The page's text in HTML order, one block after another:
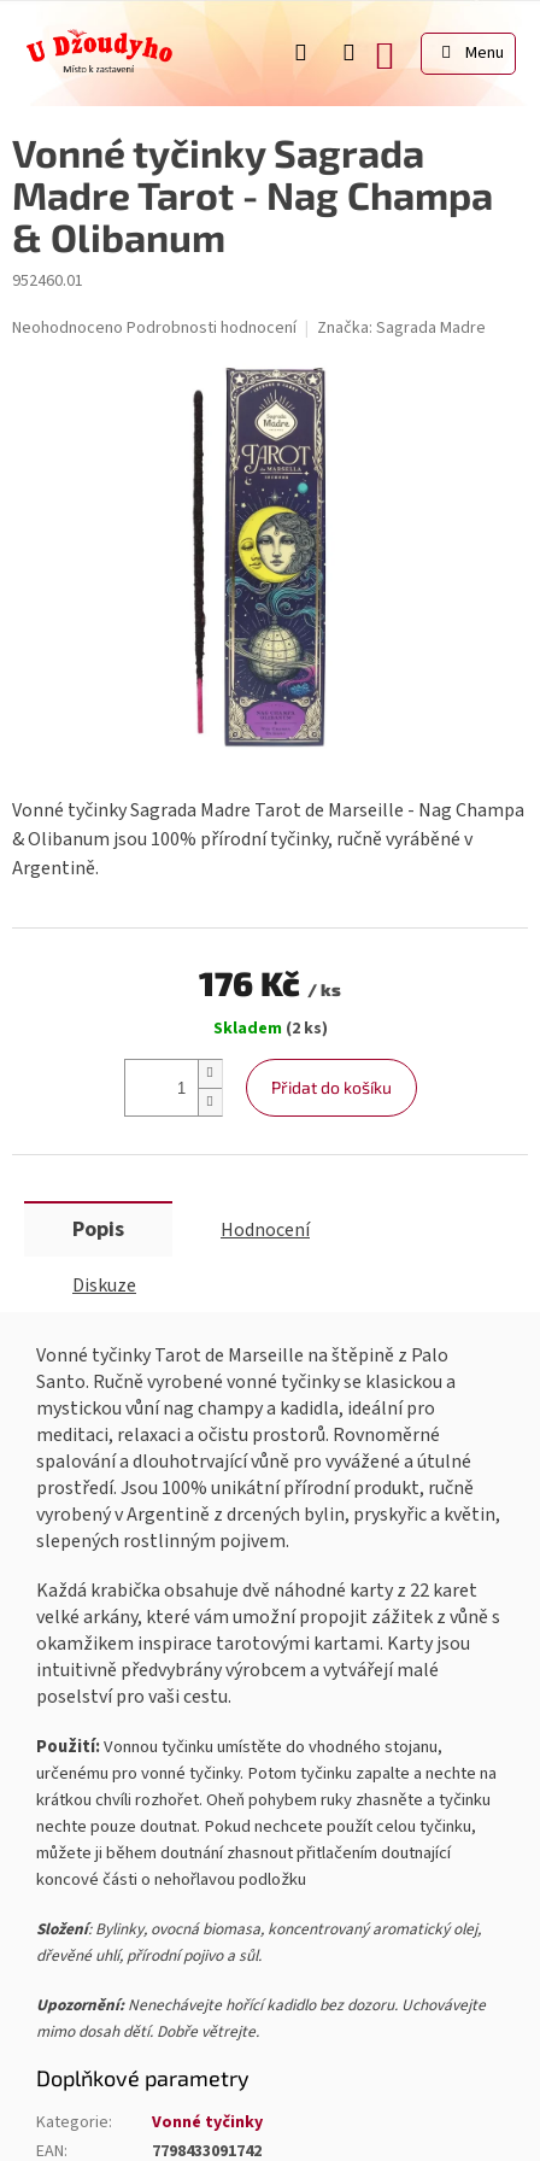
obsah
NÁKUPNÍ
KOŠÍK
Vonné tyčinky Sagrada
Madre Tarot - Nag Champa
& Olibanum
952460.01
Průměrné
Neohodnoceno Podrobnosti hodnocení Značka: Sagrada Madre
Vonné tyčinky Sagrada Madre Tarot de Marseille - Nag Champa
& Olibanum jsou 100% přírodní tyčinky, ručně vyráběné v
Argentině.
176 Kč / ks
cena:
Skladem (2 ks)
Přidat do košíku
Popis Hodnocení
Diskuze
Vonné tyčinky Tarot de Marseille na štěpině z Palo
Santo. Ručně vyrobené vonné tyčinky se klasickou a
mystickou vůní nag champy a kadidla, ideální pro
meditaci, relaxaci a očistu prostorů. Rovnoměrné
spalování a dlouhotrvající vůně pro vyvážené a útulné
prostředí. Jsou 100% unikátní přírodní produkt, ručně
vyrobený v Argentině z drcených bylin, pryskyřic a květin,
slepených rostlinným pojivem.
Každá krabička obsahuje dvě náhodné karty z 22 karet
velké arkány, které vám umožní propojit zážitek z vůně s
okamžikem inspirace tarotovými kartami. Karty jsou
intuitivně předvybrány výrobcem a vytvářejí malé
poselství pro vaši cestu.
Použití:Vonnou tyčinku umístěte do vhodného stojanu,
určenému pro vonné tyčinky. Potom tyčinku zapalte a nechte na
krátkou chvíli rozhořet. Oheň pohybem ruky zhasněte a tyčinku
nechte pouze doutnat. Pokud nechcete použít celou tyčinku,
můžete ji během doutnání zhasnout přitlačením doutnající
koncové části o nehořlavou podložku
Složení: Bylinky, ovocná biomasa, koncentrovaný aromatický olej,
dřevěné uhlí, přírodní pojivo a sůl.
Upozornění:Nenechávejte hořící kadidlo bez dozoru. Uchovávejte
mimo dosah dětí. Dobře větrejte.
Doplňkové parametry
Kategorie:
Vonné tyčinky
EAN: 7798433091742